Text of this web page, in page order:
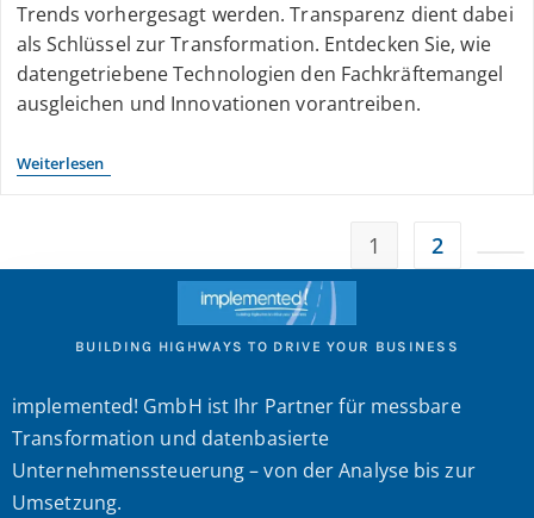
Trends vorhergesagt werden. Transparenz dient dabei
als Schlüssel zur Transformation. Entdecken Sie, wie
datengetriebene Technologien den Fachkräftemangel
ausgleichen und Innovationen vorantreiben.
Weiterlesen
1 2
BUILDING HIGHWAYS TO DRIVE YOUR BUSINESS
implemented! GmbH ist Ihr Partner für messbare
Transformation und datenbasierte
Unternehmenssteuerung – von der Analyse bis zur
Umsetzung.